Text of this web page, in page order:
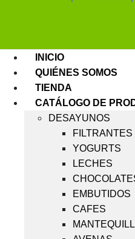
INICIO
QUIÉNES SOMOS
TIENDA
CATÁLOGO DE
DESAYUNOS
FILTRANTES
YOGURTS
LECHES
EMBUTIDOS
CAFES